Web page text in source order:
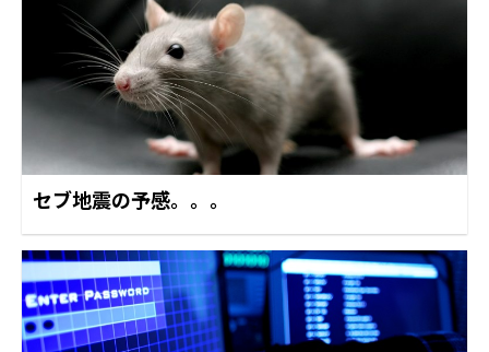
セブ地震の予感。。。